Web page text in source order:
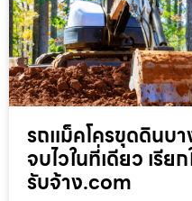
รถแม็คโครขุดดินบ
จบไวในที่เดียว เรี
รับจ้าง.com